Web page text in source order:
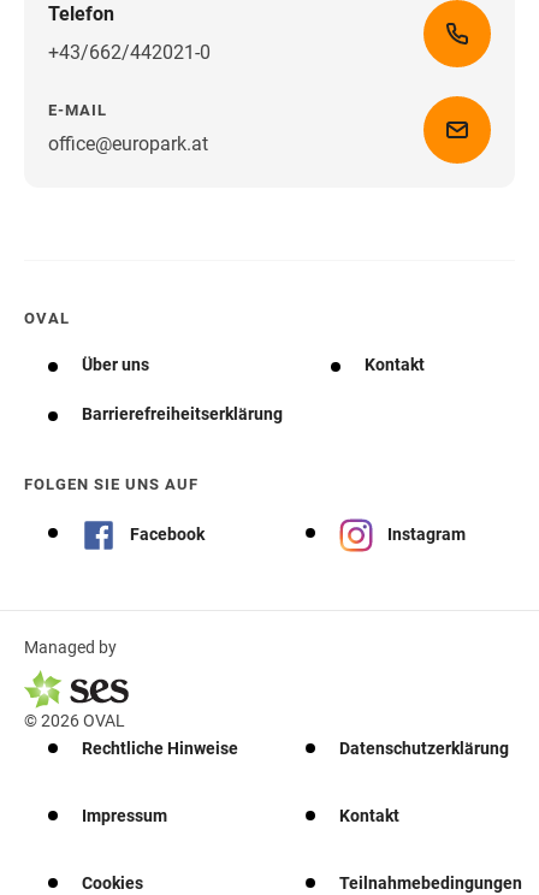
Telefon
+43/662/442021-0
E-MAIL
office@europark.atWegbeschreibung erhalten
OVAL
Über uns Kontakt
Barrierefreiheitserklärung
FOLGEN SIE UNS AUF
Facebook Instagram
Managed by
© 2026 OVAL
Rechtliche Hinweise
Datenschutzerklärung
Impressum Kontakt
Cookies Teilnahmebedingungen